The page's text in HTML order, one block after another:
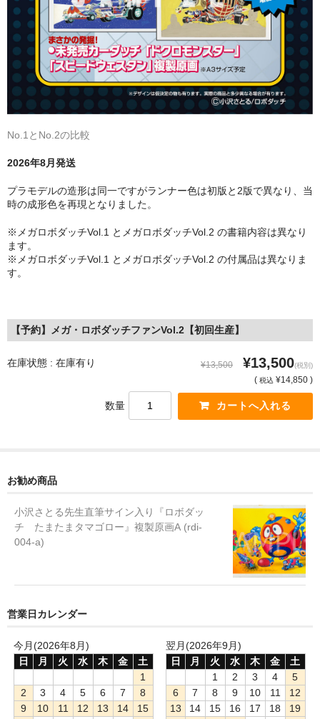
No.1とNo.2の比較
2026年8月発送
プラモデルの造形は同一ですがランナー色は初版と2版で異なり、当
時の成形色を再現となりました。
※メガロボダッチVol.1 とメガロボダッチVol.2 の書籍内容は異なり
ます。
※メガロボダッチVol.1 とメガロボダッチVol.2 の付属品は異なりま
す。
【予約】メガ・ロボダッチファンVol.2【初回生産】
在庫状態 : 在庫有り ¥13,500 ¥13,500(税別)
( 税込 ¥14,850 )
数量
お勧め商品
小沢さとる先生直筆サイン入り『ロボダッ
チ たまたまタマゴロー』複製原画A (rdi-
004-a)
営業日カレンダー
今月(2026年8月)
日
月 火 水 木 金
土
1
2
3 4 5 6 7
8
9
10 11 12 13 14
15
翌月(2026年9月)
日
月 火 水 木 金
土
1
2 3 4
5
6
7 8 9 10 11
12
13
14 15 16 17 18
19